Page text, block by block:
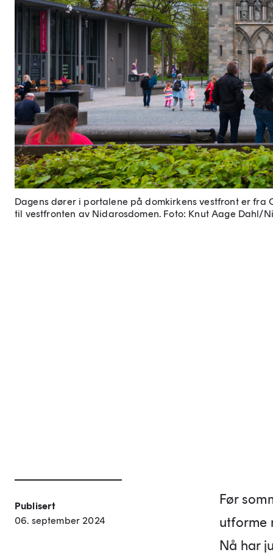
Dagens dører i portalene på domkirkens vestfront er fra
til vestfronten av Nidarosdomen. Foto: Knut Aage Dahl/
Publisert
06. september 2024
Før
utforme
Nå har